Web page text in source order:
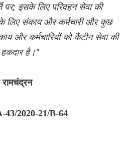
पर; इसके लिए परिवहन सेवा की
लिए संकाय और कर्मचारी और कुछ
और कर्मचारियों को कैंटीन सेवा की
हकदार है।"
43/2020-21/B-64